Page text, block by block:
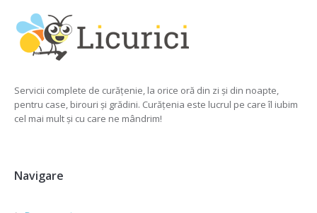
Servicii complete de curățenie, la orice oră din zi și din noapte,
pentru case, birouri și grădini. Curățenia este lucrul pe care îl iubim
cel mai mult și cu care ne mândrim!
Navigare